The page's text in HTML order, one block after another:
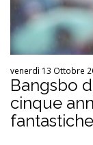
venerdì 13 Ottobre
Bangsbo
cinque